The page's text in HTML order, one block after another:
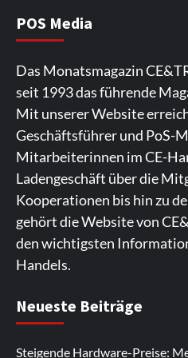
5
6
CHERRY baut
strategisch
7
Smart Living Top Story
Verbraucher
Klimageräte und
POS Media
Das Monatsmagazin
seit 1993 das führende
Mit unserer Website
Geschäftsführer und PoS-
Mitarbeiterinnen im CE-
Ladengeschäft über die
Kooperationen bis hin zu
gehört die Website von
den wichtigsten
Handels.
Plattform bietet
komfortables Spielerlebnis.
regelmäßig. Die Plattform
Die Gaming-Plattform
Spielautomaten. Die
Ein weiterer Ort, an dem
entdecken kann, ist. Die
Neueste Beiträge
Steigende Hardware-Preise: